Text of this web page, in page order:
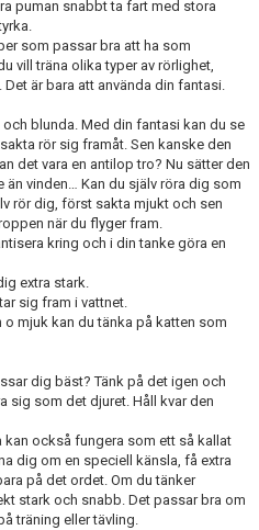
puman snabbt ta fart med stora
som passar bra att ha som
vill träna olika typer av rörlighet,
är bara att använda din fantasi.
blunda. Med din fantasi kan du se
rör sig framåt. Sen kanske den
det vara en antilop tro? Nu sätter den
vinden… Kan du själv röra dig som
rör dig, först sakta mjukt och sen
när du flyger fram.
kring och i din tanke göra en
extra stark.
sig fram i vattnet.
mjuk kan du tänka på katten som
dig bäst? Tänk på det igen och
sig som det djuret. Håll kvar den
kan också fungera som ett så kallat
dig om en speciell känsla, få extra
på det ordet. Om du tänker
stark och snabb. Det passar bra om
träning eller tävling.